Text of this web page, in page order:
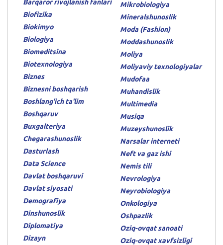
Barqaror rivojlanish fanlari
Biofizika
Biokimyo
Biologiya
Biomeditsina
Biotexnologiya
Biznes
Biznesni boshqarish
Boshlang'ich ta'lim
Boshqaruv
Buxgalteriya
Chegarashunoslik
Dasturlash
Data Science
Davlat boshqaruvi
Davlat siyosati
Demografiya
Dinshunoslik
Diplomatiya
Dizayn
Mikrobiologiya
Mineralshunoslik
Moda (Fashion)
Moddashunoslik
Moliya
Moliyaviy texnologiyalar
Mudofaa
Muhandislik
Multimedia
Musiqa
Muzeyshunoslik
Narsalar interneti
Neft va gaz ishi
Nemis tili
Nevrologiya
Neyrobiologiya
Onkologiya
Oshpazlik
Oziq-ovqat sanoati
Oziq-ovqat xavfsizligi